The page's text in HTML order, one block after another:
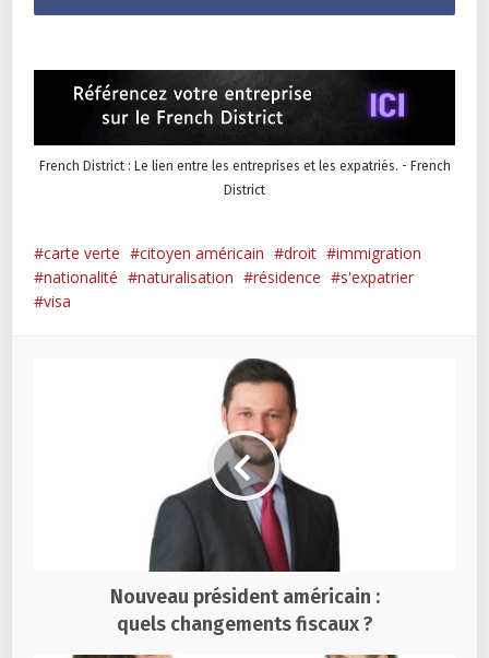
French District : Le lien entre les entreprises et les expatriés. - French
District
carte verte citoyen américain droit
immigration
nationalité
naturalisation résidence
s'expatrier
visa
Nouveau président américain :
quels changements fiscaux ?